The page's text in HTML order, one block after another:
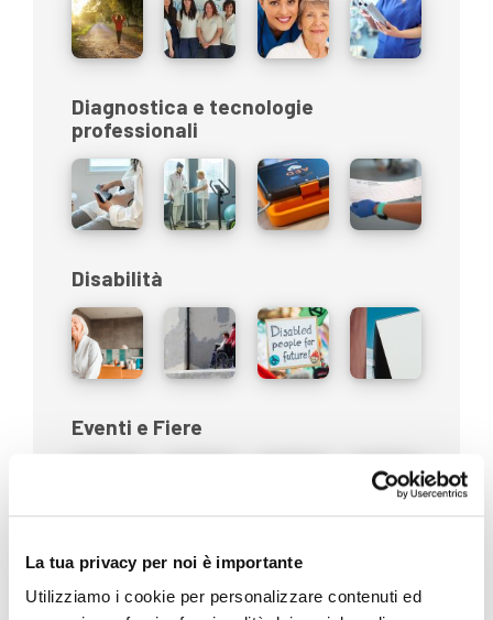
La tua privacy per noi è importante
Utilizziamo i cookie per personalizzare contenuti ed
Diagnostica e tecnologie
professionali
Disabilità
Eventi e Fiere
In evidenza